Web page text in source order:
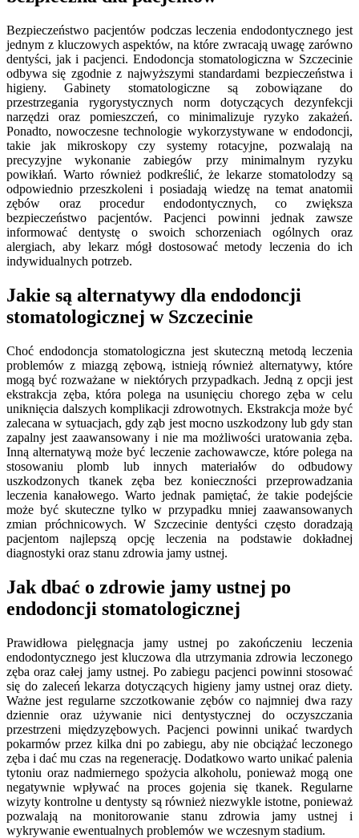
Bezpieczeństwo pacjentów podczas leczenia endodontycznego jest
jednym z kluczowych aspektów, na które zwracają uwagę zarówno
dentyści, jak i pacjenci. Endodoncja stomatologiczna w Szczecinie
odbywa się zgodnie z najwyższymi standardami bezpieczeństwa i
higieny. Gabinety stomatologiczne są zobowiązane do
przestrzegania rygorystycznych norm dotyczących dezynfekcji
narzędzi oraz pomieszczeń, co minimalizuje ryzyko zakażeń.
Ponadto, nowoczesne technologie wykorzystywane w endodoncji,
takie jak mikroskopy czy systemy rotacyjne, pozwalają na
precyzyjne wykonanie zabiegów przy minimalnym ryzyku
powikłań. Warto również podkreślić, że lekarze stomatolodzy są
odpowiednio przeszkoleni i posiadają wiedzę na temat anatomii
zębów oraz procedur endodontycznych, co zwiększa
bezpieczeństwo pacjentów. Pacjenci powinni jednak zawsze
informować dentystę o swoich schorzeniach ogólnych oraz
alergiach, aby lekarz mógł dostosować metody leczenia do ich
indywidualnych potrzeb.
Jakie są alternatywy dla endodoncji
stomatologicznej w Szczecinie
Choć endodoncja stomatologiczna jest skuteczną metodą leczenia
problemów z miazgą zębową, istnieją również alternatywy, które
mogą być rozważane w niektórych przypadkach. Jedną z opcji jest
ekstrakcja zęba, która polega na usunięciu chorego zęba w celu
uniknięcia dalszych komplikacji zdrowotnych. Ekstrakcja może być
zalecana w sytuacjach, gdy ząb jest mocno uszkodzony lub gdy stan
zapalny jest zaawansowany i nie ma możliwości uratowania zęba.
Inną alternatywą może być leczenie zachowawcze, które polega na
stosowaniu plomb lub innych materiałów do odbudowy
uszkodzonych tkanek zęba bez konieczności przeprowadzania
leczenia kanałowego. Warto jednak pamiętać, że takie podejście
może być skuteczne tylko w przypadku mniej zaawansowanych
zmian próchnicowych. W Szczecinie dentyści często doradzają
pacjentom najlepszą opcję leczenia na podstawie dokładnej
diagnostyki oraz stanu zdrowia jamy ustnej.
Jak dbać o zdrowie jamy ustnej po
endodoncji stomatologicznej
Prawidłowa pielęgnacja jamy ustnej po zakończeniu leczenia
endodontycznego jest kluczowa dla utrzymania zdrowia leczonego
zęba oraz całej jamy ustnej. Po zabiegu pacjenci powinni stosować
się do zaleceń lekarza dotyczących higieny jamy ustnej oraz diety.
Ważne jest regularne szczotkowanie zębów co najmniej dwa razy
dziennie oraz używanie nici dentystycznej do oczyszczania
przestrzeni międzyzębowych. Pacjenci powinni unikać twardych
pokarmów przez kilka dni po zabiegu, aby nie obciążać leczonego
zęba i dać mu czas na regenerację. Dodatkowo warto unikać palenia
tytoniu oraz nadmiernego spożycia alkoholu, ponieważ mogą one
negatywnie wpływać na proces gojenia się tkanek. Regularne
wizyty kontrolne u dentysty są również niezwykle istotne, ponieważ
pozwalają na monitorowanie stanu zdrowia jamy ustnej i
wykrywanie ewentualnych problemów we wczesnym stadium.